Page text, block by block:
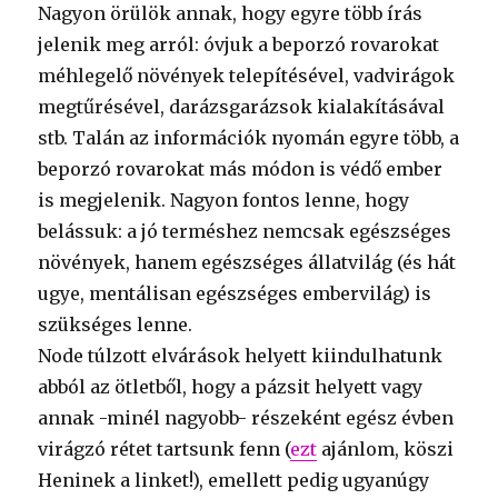
Nagyon örülök annak, hogy egyre több írás
jelenik meg arról: óvjuk a beporzó rovarokat
méhlegelő növények telepítésével, vadvirágok
megtűrésével, darázsgarázsok kialakításával
stb. Talán az információk nyomán egyre több, a
beporzó rovarokat más módon is védő ember
is megjelenik. Nagyon fontos lenne, hogy
belássuk: a jó terméshez nemcsak egészséges
növények, hanem egészséges állatvilág (és hát
ugye, mentálisan egészséges embervilág) is
szükséges lenne.
Node túlzott elvárások helyett kiindulhatunk
abból az ötletből, hogy a pázsit helyett vagy
annak -minél nagyobb- részeként egész évben
virágzó rétet tartsunk fenn (ezt ajánlom, köszi
Heninek a linket!), emellett pedig ugyanúgy